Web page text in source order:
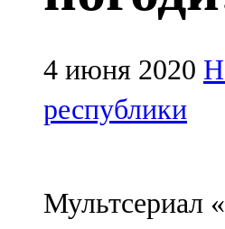
Кама тамагы
71,51 FM
Кукмара
107,9 FM
102,1 FM
4 июня 2020
республики
Мультсериал